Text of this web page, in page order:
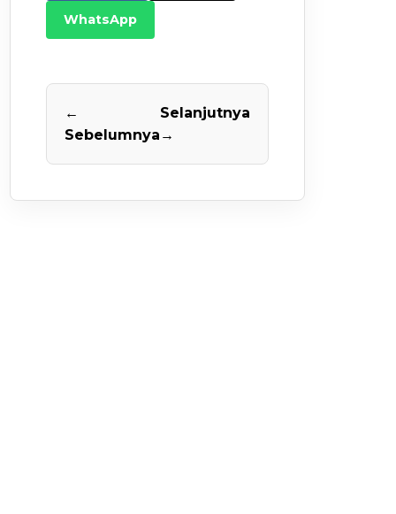
WhatsApp
←
Sebelumnya
Selanjutnya
→